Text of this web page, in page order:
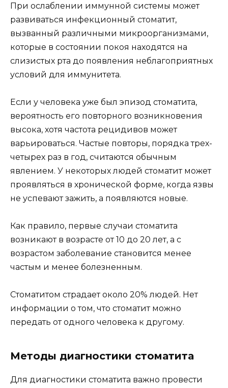
При ослаблении иммунной системы может
развиваться инфекционный стоматит,
вызванный различными микроорганизмами,
которые в состоянии покоя находятся на
слизистых рта до появления неблагоприятных
условий для иммунитета.
Если у человека уже был эпизод стоматита,
вероятность его повторного возникновения
высока, хотя частота рецидивов может
варьироваться. Частые повторы, порядка трех-
четырех раз в год, считаются обычным
явлением. У некоторых людей стоматит может
проявляться в хронической форме, когда язвы
не успевают зажить, а появляются новые.
Как правило, первые случаи стоматита
возникают в возрасте от 10 до 20 лет, а с
возрастом заболевание становится менее
частым и менее болезненным.
Стоматитом страдает около 20% людей. Нет
информации о том, что стоматит можно
передать от одного человека к другому.
Методы диагностики стоматита
Для диагностики стоматита важно провести